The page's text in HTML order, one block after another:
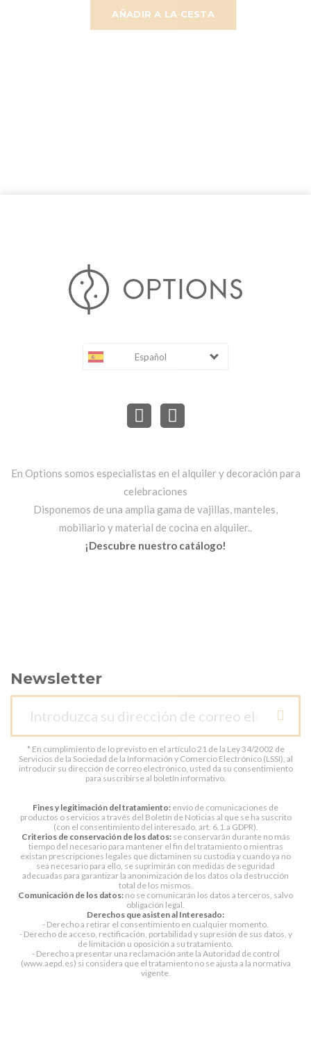
AÑADIR A LA CESTA
Español
En Options somos especialistas en el alquiler y decoración para
celebraciones
Disponemos de una amplia gama de vajillas, manteles,
mobiliario y material de cocina en alquiler..
¡Descubre nuestro catálogo!
Newsletter
* En cumplimiento de lo previsto en el artículo 21 de la Ley 34/2002 de
Servicios de la Sociedad de la Información y Comercio Electrónico (LSSI), al
introducir su dirección de correo electrónico, usted da su consentimiento
para suscribirse al boletín informativo.
Fines y legitimación del tratamiento: envío de comunicaciones de
productos o servicios a través del Boletín de Noticias al que se ha suscrito
(con el consentimiento del interesado, art. 6.1.a GDPR).
Criterios de conservación de los datos:se conservarán durante no más
tiempo del necesario para mantener el fin del tratamiento o mientras
existan prescripciones legales que dictaminen su custodia y cuando ya no
sea necesario para ello, se suprimirán con medidas de seguridad
adecuadas para garantizar la anonimización de los datos o la destrucción
total de los mismos.
Comunicación de los datos: no se comunicarán los datos a terceros, salvo
obligación legal.
Derechos que asisten al Interesado:
- Derecho a retirar el consentimiento en cualquier momento.
- Derecho de acceso, rectificación, portabilidad y supresión de sus datos, y
de limitación u oposición a su tratamiento.
- Derecho a presentar una reclamación ante la Autoridad de control
(www.aepd.es) si considera que el tratamiento no se ajusta a la normativa
vigente.